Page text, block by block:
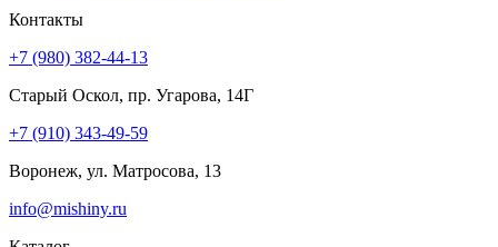
Контакты
+7 (980) 382-44-13
Старый Оскол, пр. Угарова, 14Г
+7 (910) 343-49-59
Воронеж, ул. Матросова, 13
info@mishiny.ru